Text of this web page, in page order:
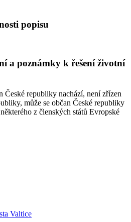
popisu
a poznámky k řešení životní
České republiky nachází, není zřízen
může se občan České republiky
z členských států Evropské
Valtice